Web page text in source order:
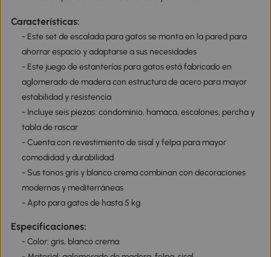
Características:
- Este set de escalada para gatos se monta en la pared para
ahorrar espacio y adaptarse a sus necesidades
- Este juego de estanterías para gatos está fabricado en
aglomerado de madera con estructura de acero para mayor
estabilidad y resistencia
- Incluye seis piezas: condominio, hamaca, escalones, percha y
tabla de rascar
- Cuenta con revestimiento de sisal y felpa para mayor
comodidad y durabilidad
- Sus tonos gris y blanco crema combinan con decoraciones
modernas y mediterráneas
- Apto para gatos de hasta 5 kg
Especificaciones:
- Color: gris, blanco crema